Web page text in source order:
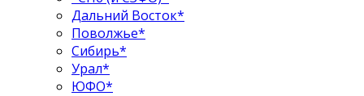
Дальний Восток*
Поволжье*
Сибирь*
Урал*
ЮФО*